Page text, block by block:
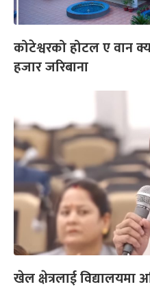
कोटेश्वरको होटल ए वान
हजार जरिबाना
खेल क्षेत्रलाई विद्यालयमा